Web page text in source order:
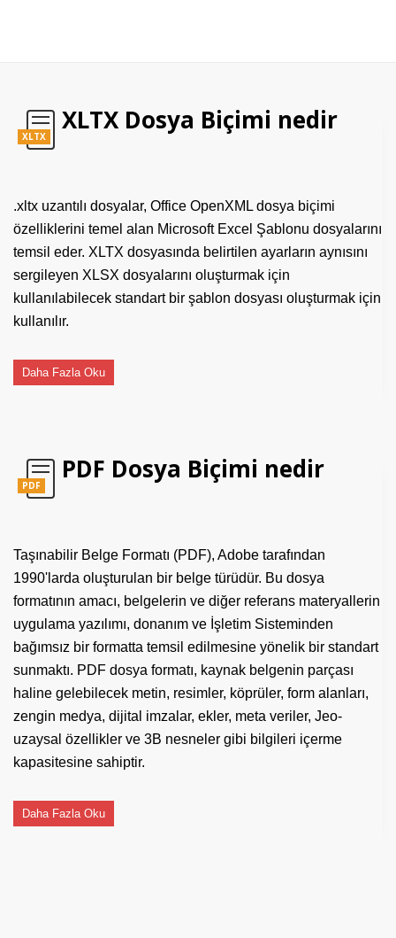
XLTX
XLTX Dosya Biçimi nedir
.xltx uzantılı dosyalar, Office OpenXML dosya biçimi
özelliklerini temel alan Microsoft Excel Şablonu dosyalarını
temsil eder. XLTX dosyasında belirtilen ayarların aynısını
sergileyen XLSX dosyalarını oluşturmak için
kullanılabilecek standart bir şablon dosyası oluşturmak için
kullanılır.
Daha Fazla Oku
PDF
PDF Dosya Biçimi nedir
Taşınabilir Belge Formatı (PDF), Adobe tarafından
1990'larda oluşturulan bir belge türüdür. Bu dosya
formatının amacı, belgelerin ve diğer referans materyallerin
uygulama yazılımı, donanım ve İşletim Sisteminden
bağımsız bir formatta temsil edilmesine yönelik bir standart
sunmaktı. PDF dosya formatı, kaynak belgenin parçası
haline gelebilecek metin, resimler, köprüler, form alanları,
zengin medya, dijital imzalar, ekler, meta veriler, Jeo-
uzaysal özellikler ve 3B nesneler gibi bilgileri içerme
kapasitesine sahiptir.
Daha Fazla Oku